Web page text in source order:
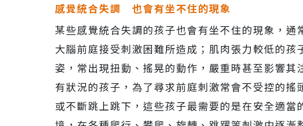
感覺統合失調 也會有坐不住的現象
某些感覺統合失調的孩子也會有坐不住的現象，通
大腦前庭接受刺激困難所造成；肌肉張力較低的孩
姿，常出現扭動、搖晃的動作，嚴重時甚至影響其
有狀況的孩子，為了尋求前庭刺激常會不受控的搖
或不斷跳上跳下，這些孩子最需要的是在安全適當